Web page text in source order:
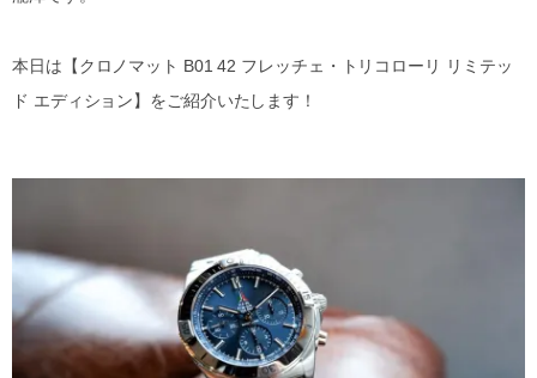
本日は【クロノマット B01 42 フレッチェ・トリコローリ リミテッ
ド エディション】をご紹介いたします！